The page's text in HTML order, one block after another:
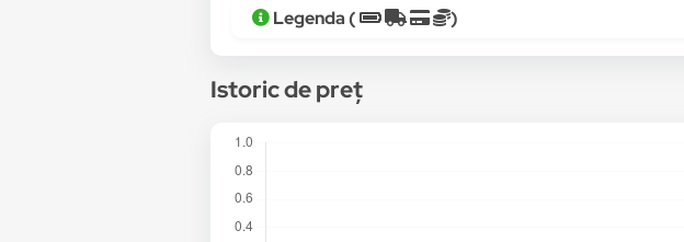
Legenda ( )
Istoric de preț